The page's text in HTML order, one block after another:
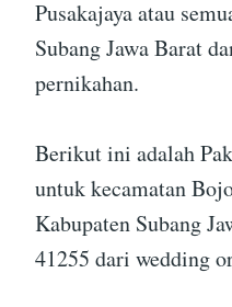
Pusakajaya atau
Subang Jawa Barat
pernikahan.
Berikut ini adalah
untuk kecamatan
Kabupaten Subang
41255 dari wedding